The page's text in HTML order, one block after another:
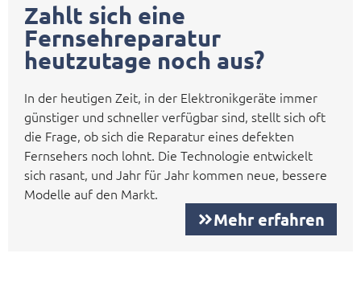
Zahlt sich eine
Fernsehreparatur
heutzutage noch aus?
In der heutigen Zeit, in der Elektronikgeräte immer
günstiger und schneller verfügbar sind, stellt sich oft
die Frage, ob sich die Reparatur eines defekten
Fernsehers noch lohnt. Die Technologie entwickelt
sich rasant, und Jahr für Jahr kommen neue, bessere
Modelle auf den Markt.
Mehr erfahren